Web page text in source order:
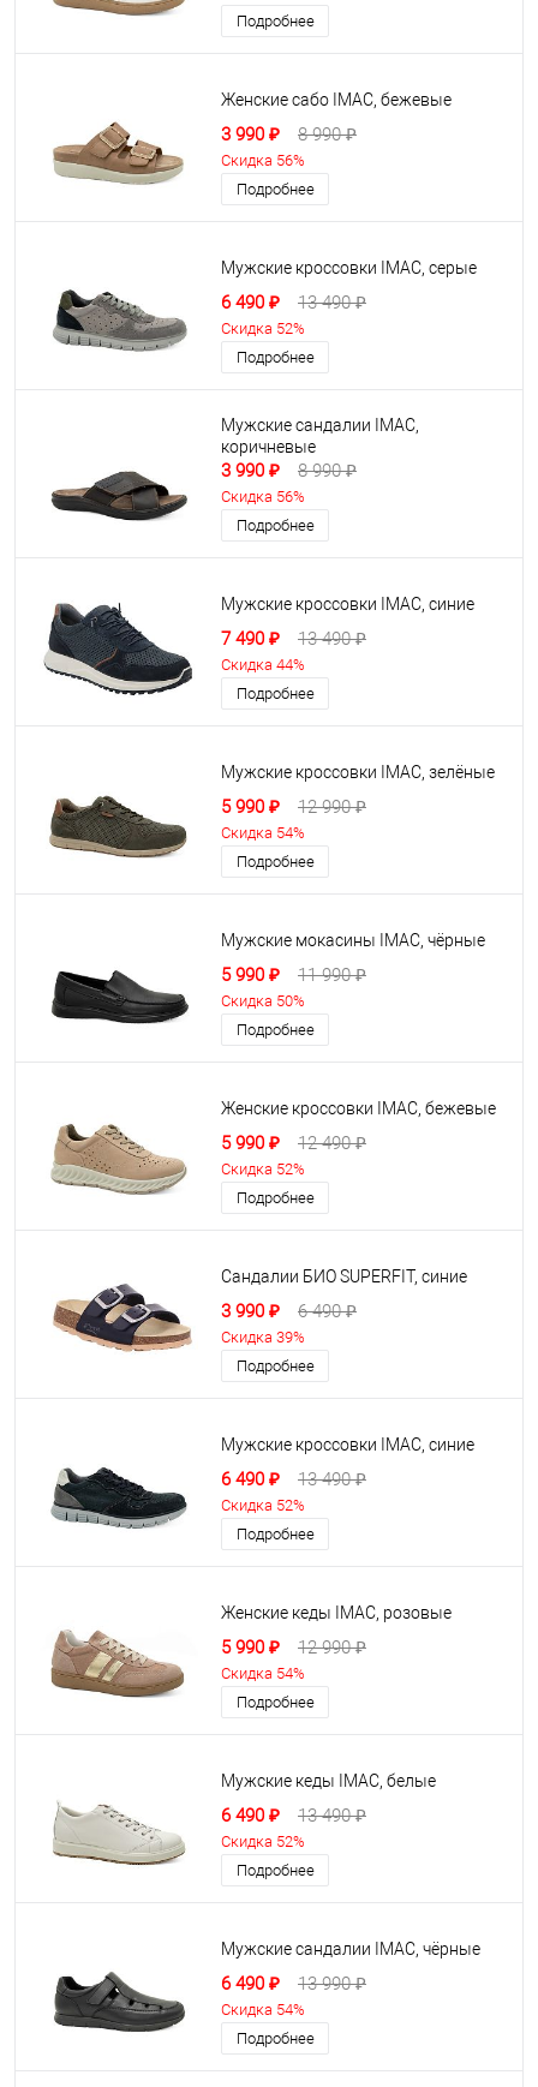
Подробнее
Женские сабо IMAC, бежевые
3 990 ₽ 8 990 ₽
Скидка 56%
Подробнее
Мужские кроссовки IMAC, серые
6 490 ₽ 13 490 ₽
Скидка 52%
Подробнее
Мужские сандалии IMAC,
коричневые
3 990 ₽ 8 990 ₽
Скидка 56%
Подробнее
Мужские кроссовки IMAC, синие
7 490 ₽ 13 490 ₽
Скидка 44%
Подробнее
Мужские кроссовки IMAC, зелёные
5 990 ₽ 12 990 ₽
Скидка 54%
Подробнее
Мужские мокасины IMAC, чёрные
5 990 ₽ 11 990 ₽
Скидка 50%
Подробнее
Женские кроссовки IMAC, бежевые
5 990 ₽ 12 490 ₽
Скидка 52%
Подробнее
Сандалии БИО SUPERFIT, синие
3 990 ₽ 6 490 ₽
Скидка 39%
Подробнее
Мужские кроссовки IMAC, синие
6 490 ₽ 13 490 ₽
Скидка 52%
Подробнее
Женские кеды IMAC, розовые
5 990 ₽ 12 990 ₽
Скидка 54%
Подробнее
Мужские кеды IMAC, белые
6 490 ₽ 13 490 ₽
Скидка 52%
Подробнее
Мужские сандалии IMAC, чёрные
6 490 ₽ 13 990 ₽
Скидка 54%
Подробнее